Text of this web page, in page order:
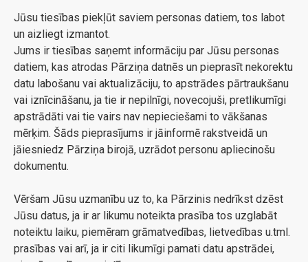
Jūsu tiesības piekļūt saviem personas datiem, tos labot
un aizliegt izmantot.
Jums ir tiesības saņemt informāciju par Jūsu personas
datiem, kas atrodas Pārziņa datnēs un pieprasīt nekorektu
datu labošanu vai aktualizāciju, to apstrādes pārtraukšanu
vai iznīcināšanu, ja tie ir nepilnīgi, novecojuši, pretlikumīgi
apstrādāti vai tie vairs nav nepieciešami to vākšanas
mērķim. Šāds pieprasījums ir jāinformē rakstveidā un
jāiesniedz Pārziņa birojā, uzrādot personu apliecinošu
dokumentu.
Vēršam Jūsu uzmanību uz to, ka Pārzinis nedrīkst dzēst
Jūsu datus, ja ir ar likumu noteikta prasība tos uzglabāt
noteiktu laiku, piemēram grāmatvedības, lietvedības u.tml.
prasības vai arī, ja ir citi likumīgi pamati datu apstrādei,